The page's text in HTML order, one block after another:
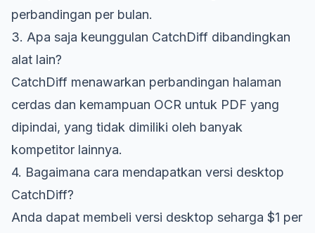
perbandingan per bulan.
3. Apa saja keunggulan CatchDiff dibandingkan
alat lain?
CatchDiff menawarkan perbandingan halaman
cerdas dan kemampuan OCR untuk PDF yang
dipindai, yang tidak dimiliki oleh banyak
kompetitor lainnya.
4. Bagaimana cara mendapatkan versi desktop
CatchDiff?
Anda dapat membeli versi desktop seharga $1 per